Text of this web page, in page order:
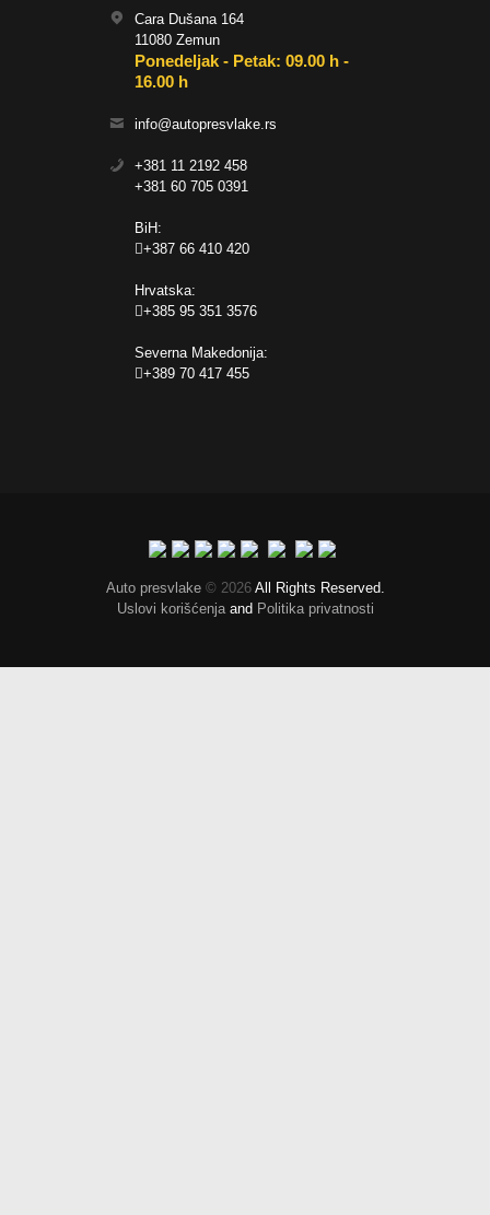
Cara Dušana 164
11080 Zemun
Ponedeljak - Petak: 09.00 h -
16.00 h
info@autopresvlake.rs
+381 11 2192 458
+381 60 705 0391
BiH:
+387 66 410 420
Hrvatska:
+385 95 351 3576
Severna Makedonija:
+389 70 417 455
Auto presvlake© 2026 All Rights Reserved.
Uslovi korišćenja and Politika privatnosti